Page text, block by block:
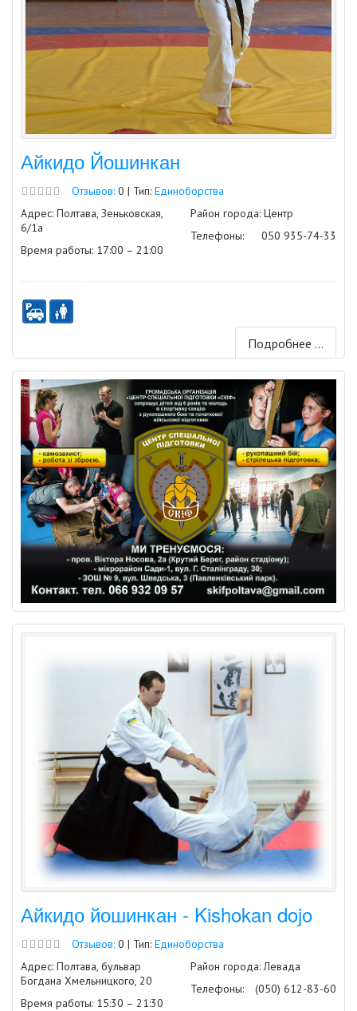
Айкидо Йошинкан
Отзывов: 0 | Тип: Единоборства
Адрес: Полтава, Зеньковская,
6/1а
Время работы: 17:00 – 21:00
Район города: Центр
Телефоны:
050 935-74-33
Подробнее ...
Айкидо йошинкан - Kishokan dojo
Отзывов: 0 | Тип: Единоборства
Адрес: Полтава, бульвар
Богдана Хмельницкого, 20
Время работы: 15:30 – 21:30
Район города: Левада
Телефоны:
(050) 612-83-60